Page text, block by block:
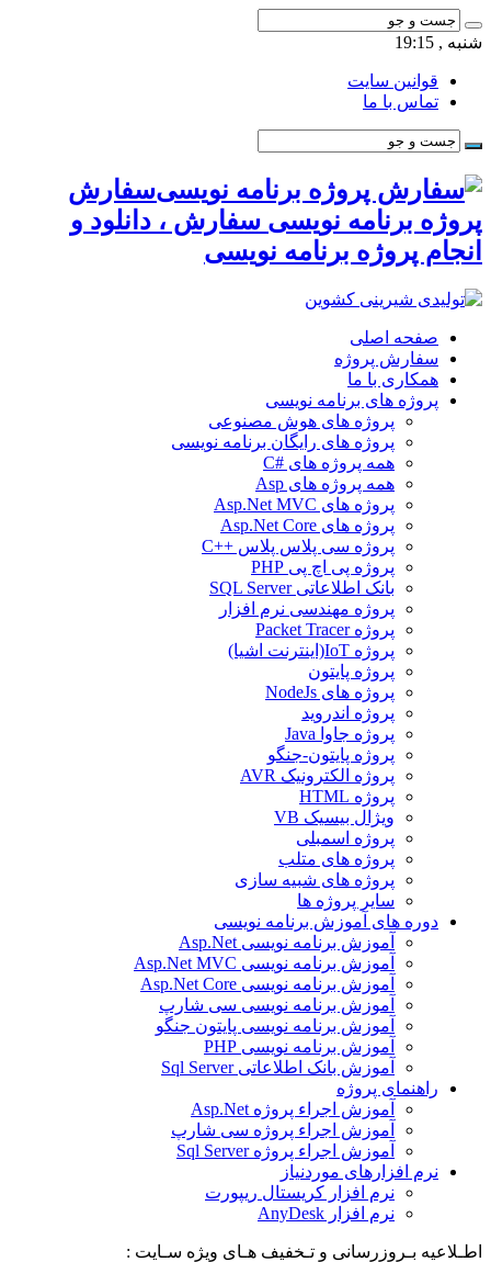
شنبه , 19:15
قوانین سایت
تماس با ما
سفارش
پروژه برنامه نویسی سفارش ، دانلود و
انجام پروژه برنامه نویسی
صفحه اصلی
سفارش پروژه
همکاری با ما
پروژه های برنامه نویسی
پروژه های هوش مصنوعی
پروژه های رایگان برنامه نویسی
همه پروژه های #C
همه پروژه های Asp
پروژه های Asp.Net MVC
پروژه های Asp.Net Core
پروژه سی پلاس پلاس ++C
پروژه پی اچ پی PHP
بانک اطلاعاتی SQL Server
پروژه مهندسی نرم افزار
پروژه Packet Tracer
پروژه IoT(اینترنت اشیا)
پروژه پایتون
پروژه های NodeJs
پروژه اندروید
پروژه جاوا Java
پروژه پایتون-جنگو
پروژه الکترونیک AVR
پروژه HTML
ویژال بیسیک VB
پروژه اسمبلی
پروژه های متلب
پروژه های شبیه سازی
سایر پروژه ها
دوره های آموزش برنامه نویسی
آموزش برنامه نویسی Asp.Net
آموزش برنامه نویسی Asp.Net MVC
آموزش برنامه نویسی Asp.Net Core
آموزش برنامه نویسی سی شارپ
آموزش برنامه نویسی پایتون جنگو
آموزش برنامه نویسی PHP
آموزش بانک اطلاعاتی Sql Server
راهنمای پروژه
آموزش اجراء پروژه Asp.Net
آموزش اجراء پروژه سی شارپ
آموزش اجراء پروژه Sql Server
نرم افزارهای موردنیاز
نرم افزار کریستال ریپورت
نرم افزار AnyDesk
اطـلاعیه بـروزرسانی و تـخفیف هـای ویژه سـایت :